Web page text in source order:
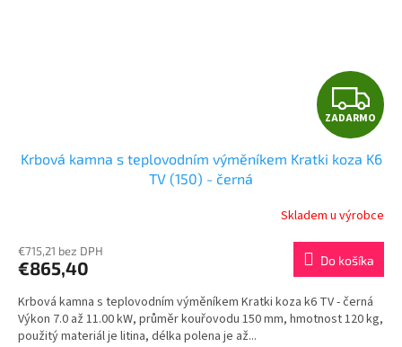
Z
A
D
A
R
M
O
ZADARMO
Krbová kamna s teplovodním výměníkem Kratki koza K6
TV (150) - černá
Skladem u výrobce
€715,21 bez DPH
€865,40 Do košíka
Krbová kamna s teplovodním výměníkem Kratki koza k6 TV - černá
Výkon 7.0 až 11.00 kW, průměr kouřovodu 150 mm, hmotnost 120 kg,
použitý materiál je litina, délka polena je až...